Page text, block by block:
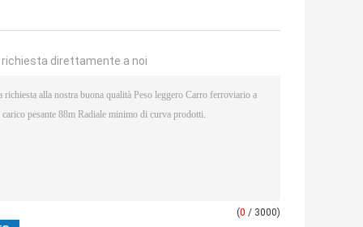
richiesta direttamente a noi
(0 / 3000)